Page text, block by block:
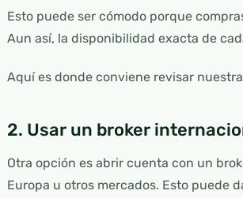
Esto puede ser cómodo porque
Aun así, la disponibilidad exacta de
Aquí es donde conviene revisar
2. Usar un broker
Otra opción es abrir cuenta con un
Europa u otros mercados. Esto puede